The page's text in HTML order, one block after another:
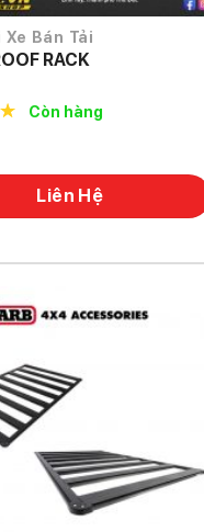
Xe Bán Tải
RACK
Còn hàng
Liên Hệ